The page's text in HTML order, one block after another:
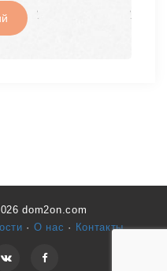
dom2on.com
· О нас · Контакты